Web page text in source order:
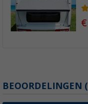
BEOORDELINGEN